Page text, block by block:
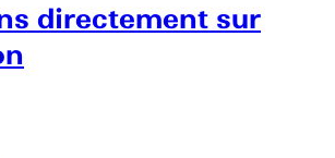
directement sur